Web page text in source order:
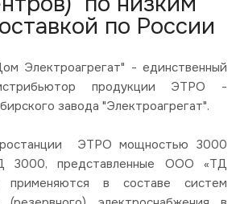
по России
Электроагрегат" - единственный
продукции ЭТРО -
завода "Электроагрегат".
ЭТРО мощностью 3000
представленные ООО «ТД
применяются в составе систем